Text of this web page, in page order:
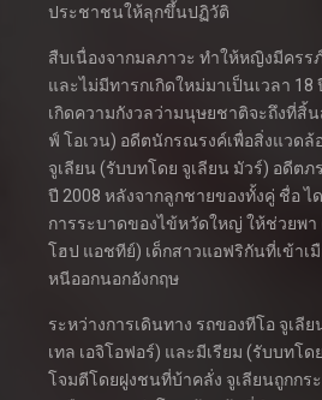
ประชาชนให้ลุกขึ้นปฏิวัติ
สืบเนื่องจากมลภาวะ ทำให้หญิงมีคร
และไม่มีทารกเกิดใหม่มาเป็นเวลา 18
เกิดความกังวลว่ามนุษยชาติจะถึงที่สิ้
ฟ์ โอเวน) อดีตนักรณรงค์เพื่อสิ่งแวดล้
จูเลียน (รับบทโดย จูเลียน มัวร์) อดีต
ปี 2008 หลังจากลูกชายของทั้งคู่ ชื่อ ไ
การระบาดของไข้หวัดใหญ่ ให้ช่วยพ
โฮป แอชทีย์) เด็กสาวแอฟริกันที่เข้าเ
หนีออกนอกอังกฤษ
ระหว่างการเดินทาง รถของทีโอ จูเลี
เทล เอจิโอฟอร์) และมีเรียม (รับบทโด
โจมตีโดยฝูงชนที่บ้าคลั่ง จูเลียนถูกก